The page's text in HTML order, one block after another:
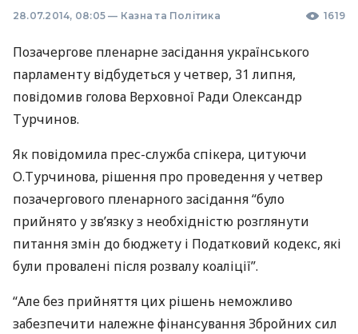
28.07.2014, 08:05 — Казна та Політика 1619
Позачергове пленарне засідання українського
парламенту відбудеться у четвер, 31 липня,
повідомив голова Верховної Ради Олександр
Турчинов.
Як повідомила прес-служба спікера, цитуючи
О.Турчинова, рішення про проведення у четвер
позачергового пленарного засідання “було
прийнято у зв’язку з необхідністю розглянути
питання змін до бюджету і Податковий кодекс, які
були провалені після розвалу коаліції”.
“Але без прийняття цих рішень неможливо
забезпечити належне фінансування Збройних сил